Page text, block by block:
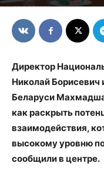
02/06/2022
Директор
Николай Борисевич
Беларуси
как раскрыть
взаимодействия,
высокому уровню
сообщили в центре.